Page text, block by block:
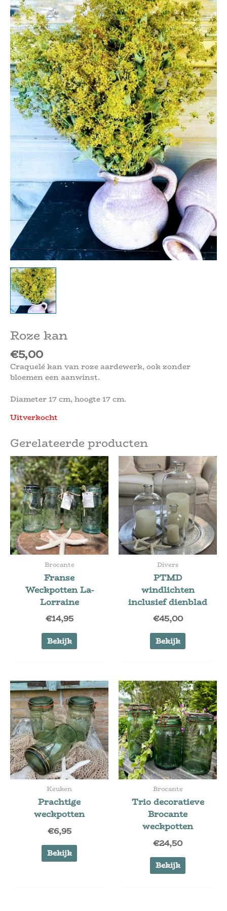
Roze kan
€5,00
Craquelé kan van roze aardewerk, ook zonder
bloemen een aanwinst.
Diameter 17 cm, hoogte 17 cm.
Uitverkocht
Gerelateerde producten
Brocante
Franse
Weckpotten La-
Lorraine
€14,95
Bekijk
Divers
PTMD
windlichten
inclusief dienblad
€45,00
Bekijk
Keuken
Prachtige
weckpotten
€6,95
Bekijk
Brocante
Trio decoratieve
Brocante
weckpotten
€24,50
Bekijk